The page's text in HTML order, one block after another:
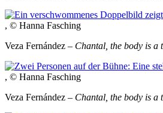
, © Hanna Fasching
Veza Fernández – Chantal, the body is a
, © Hanna Fasching
Veza Fernández – Chantal, the body is a